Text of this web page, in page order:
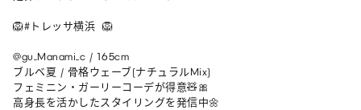
🦁#トレッサ横浜  🦁
@gu_Manami_c / 165cm
ブルベ夏 / 骨格ウェーブ(ナチュラルMix)
フェミニン・ガーリーコーデが得意🧸🎀
高身長を活かしたスタイリングを発信中🌼